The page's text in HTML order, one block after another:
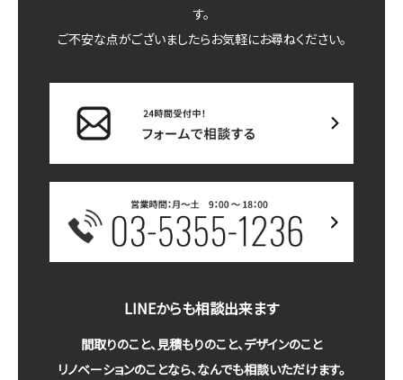
す。
ご不安な点がございましたらお気軽にお尋ねください。
LINEからも相談出来ます
間取りのこと、見積もりのこと、デザインのこと
リノベーションのことなら、なんでも相談いただけます。